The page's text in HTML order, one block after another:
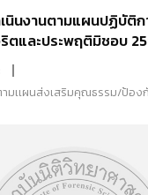
นินงานตามแผนปฏิบัติ
ตและประพฤติมิชอบ
มเเผนส่งเสริมคุณธรรม/ป้อง